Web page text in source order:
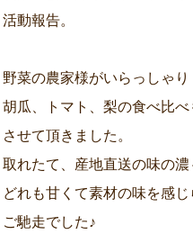
活動報告。
野菜の農家様がいらっしゃり
胡瓜、トマト、梨の食べ比べ
させて頂きました。
取れたて、産地直送の味の
どれも甘くて素材の味を感じ
ご馳走でした♪